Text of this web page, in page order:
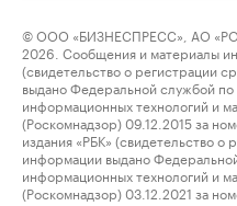
© ООО «БИЗНЕСПРЕСС», АО
2026. Сообщения и материалы
(свидетельство о регистрации
выдано Федеральной службой по
информационных технологий и
(Роскомнадзор) 09.12.2015 за
издания «РБК» (свидетельство о
информации выдано
информационных технологий и
(Роскомнадзор) 03.12.2021 за